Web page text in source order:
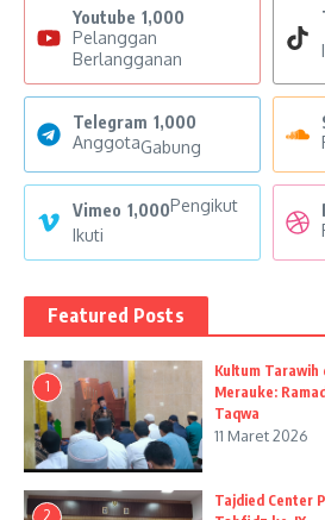
Youtube 1,000
Pelanggan
Berlangganan
Telegram 1,000
AnggotaGabung
Vimeo 1,000Pengikut
Ikuti
Featured Posts
1
Kultum Tarawih
Merauke:
Taqwa
11 Maret 2026
2
Tajdied Center